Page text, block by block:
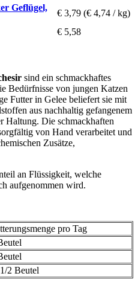
Geflügel,
€ 3,79 (€ 4,74 / kg)
€ 5,58
sind ein schmackhaftes
Bedürfnisse von jungen Katzen
Futter in Gelee beliefert sie mit
aus nachhaltig gefangenem
Haltung. Die schmackhaften
von Hand verarbeitet und
Zusätze,
an Flüssigkeit, welche
aufgenommen wird.
pro Tag
2 Beutel